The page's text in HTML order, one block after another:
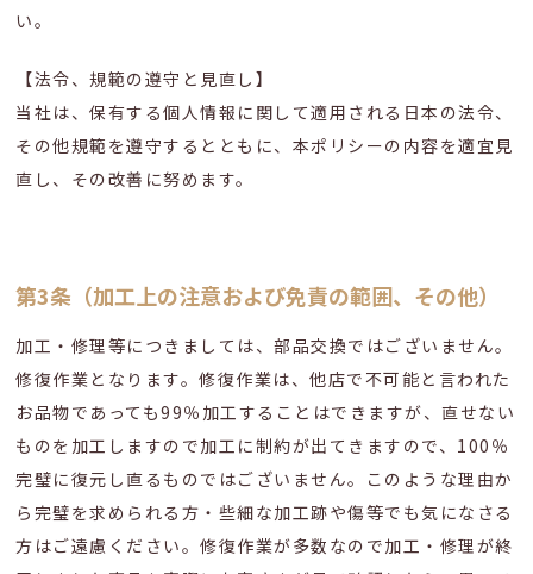
い。
【法令、規範の遵守と見直し】
当社は、保有する個人情報に関して適用される日本の法令、
その他規範を遵守するとともに、本ポリシーの内容を適宜見
直し、その改善に努めます。
第3条（加工上の注意および免責の範囲、その他）
加工・修理等につきましては、部品交換ではございません。
修復作業となります。修復作業は、他店で不可能と言われた
お品物であっても99％加工することはできますが、直せない
ものを加工しますので加工に制約が出てきますので、100％
完璧に復元し直るものではございません。このような理由か
ら完璧を求められる方・些細な加工跡や傷等でも気になさる
方はご遠慮ください。修復作業が多数なので加工・修理が終